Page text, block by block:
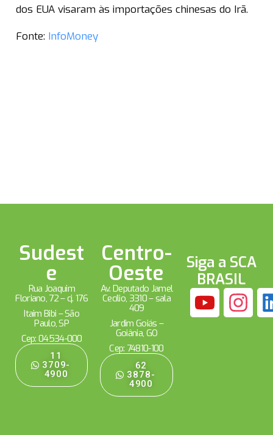
dos EUA visaram às importações chinesas do Irã.
Fonte: InfoMoney
Sudest
e
Rua Joaquim
Floriano, 72 – cj. 176
Itaim Bibi – São
Paulo, SP
Cep: 04534-000
11
3709-
4900
Centro-
Oeste
Av. Deputado Jamel
Cecílio, 3310 – sala
409
Jardim Goiás –
Goiânia, GO
Cep: 74810-100
62
3878-
4900
Siga a SCA
BRASIL